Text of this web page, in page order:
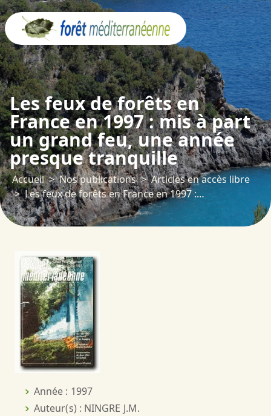
Les feux de forêts en
France en 1997 : mis à part
un grand feu, une année
presque tranquille
Accueil Nos publications
Articles en accès libre
Les feux de forêts en France en 1997 : mis à part un grand feu, une année presque tranquille
Année : 1997
Auteur(s) : NINGRE J.M.
Panneau de gestion des cookies